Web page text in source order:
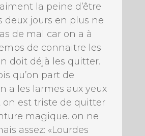
la peine d’être
deux jours en plus ne
de mal car on a à
de connaitre les
doit déjà les quitter.
qu’on part de
a les larmes aux yeux
est triste de quitter
magique. on ne
assez: «Lourdes